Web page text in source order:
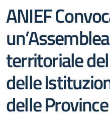
ANIEF
territoriale
delle
delle